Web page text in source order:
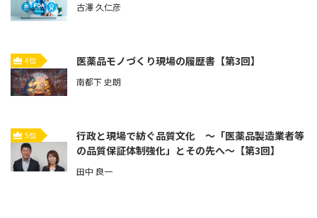
古澤 久仁彦
4位 医薬品モノづくり現場の履歴書【第3回】
南都下 史朗
5位
行政と現場で紡ぐ品質文化 ～「医薬品製造業者等
の品質保証体制強化」とその先へ～【第3回】
田中 良一